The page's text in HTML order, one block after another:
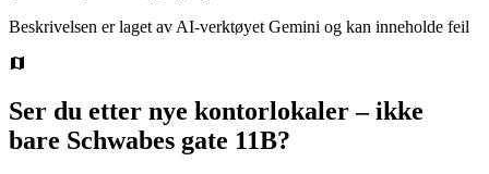
Beskrivelsen er laget av AI-verktøyet Gemini og kan inneholde feil
Ser du etter nye kontorlokaler – ikke
bare Schwabes gate 11B?